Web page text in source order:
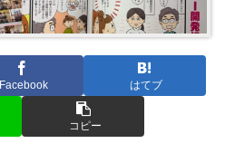
Facebook はてブ
コピー